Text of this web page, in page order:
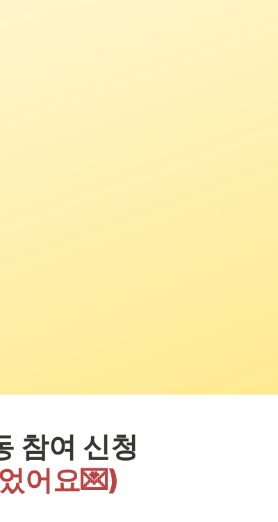
참여 신청
어요💌)